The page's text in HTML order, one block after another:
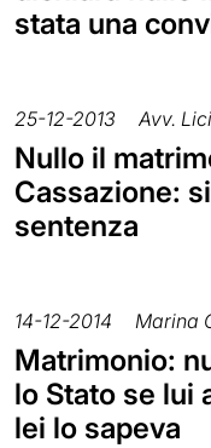
stata una
25-12-2013 Avv.
Nullo il
Cassazione:
sentenza
14-12-2014 Marina
Matrimonio:
lo Stato se lui
lei lo sapeva